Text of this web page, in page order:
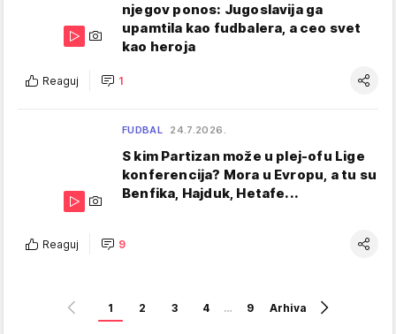
njegov ponos: Jugoslavija ga
upamtila kao fudbalera, a ceo svet
kao heroja
Reaguj 1
FUDBAL 24.7.2026.
S kim Partizan može u plej-ofu Lige
konferencija? Mora u Evropu, a tu su
Benfika, Hajduk, Hetafe...
Reaguj 9
1 2 3 4 … 9 Arhiva